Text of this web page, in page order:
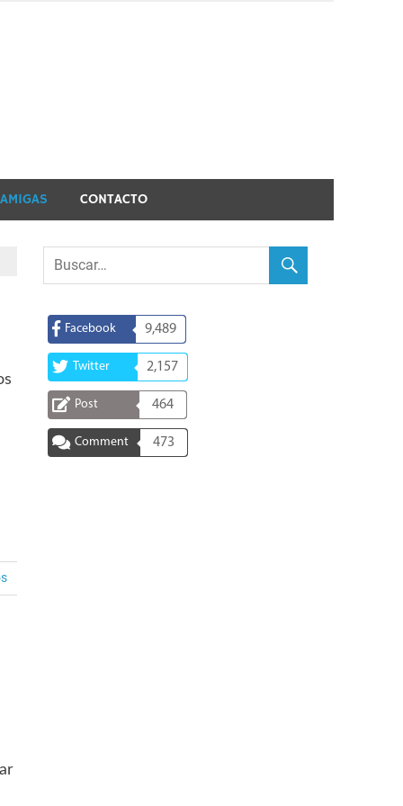
CONTACTO
Facebook 9,489
Twitter 2,157
Post 464
Comment 473